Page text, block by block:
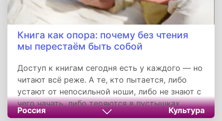
Книга как опора: почему без чтения
мы перестаём быть собой
Доступ к книгам сегодня есть у каждого — но
читают всё реже. А те, кто пытается, либо
устают от непосильной ноши, либо не знают с
чего начать, либо теряются в пустышках,
пропуская стоящие произведения.
Россия Культура